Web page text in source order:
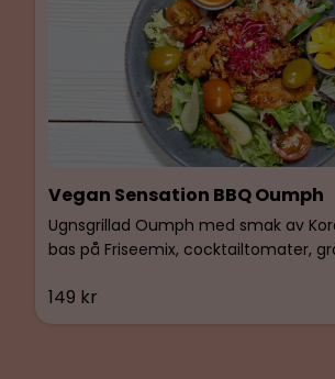
Vegan Sensation BBQ Oumph
149 kr
Ugnsgrillad Oumph med smak av
bas på Friseemix, cocktailtomater,